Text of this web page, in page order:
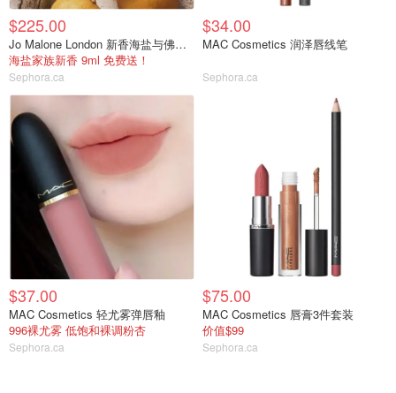
$225.00
Jo Malone London 新香海盐与佛手柑
海盐家族新香 9ml 免费送！
Sephora.ca
$34.00
MAC Cosmetics 润泽唇线笔
Sephora.ca
$37.00
MAC Cosmetics 轻尤雾弹唇釉
996裸尤雾 低饱和裸调粉杏
Sephora.ca
$75.00
MAC Cosmetics 唇膏3件套装
价值$99
Sephora.ca